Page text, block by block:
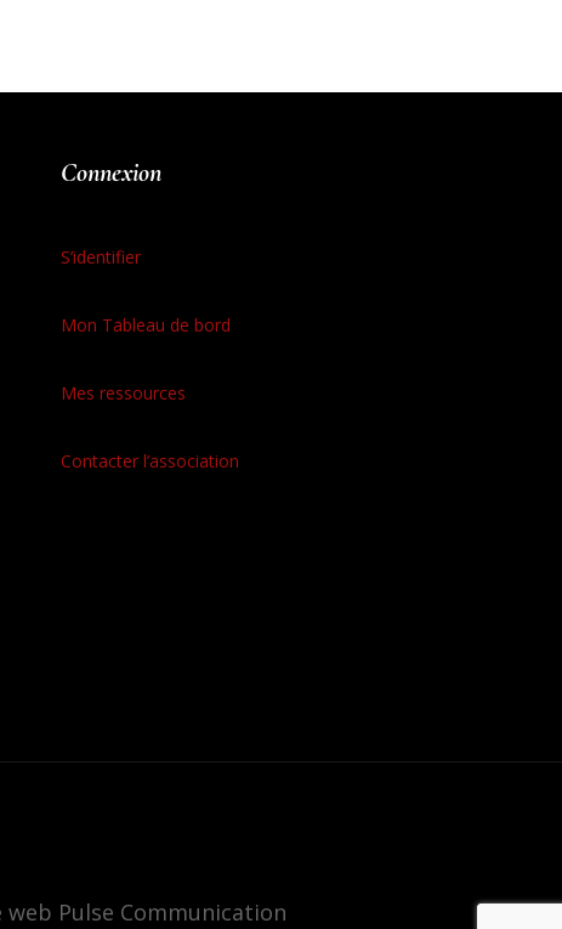
Connexion
S’identifier
Mon Tableau de bord
Mes ressources
Contacter l’association
Pulse Communication